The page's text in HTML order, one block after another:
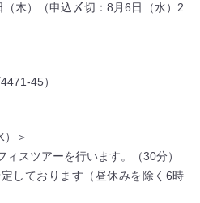
木）（申込〆切：8月6日（水）2
45）
）＞
スツアーを行います。（30分）
しております（昼休みを除く6時